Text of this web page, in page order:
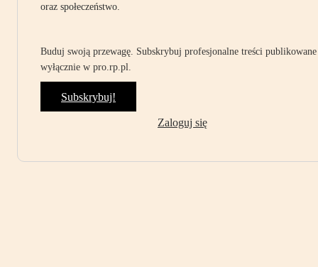
oraz społeczeństwo.
Buduj swoją przewagę. Subskrybuj profesjonalne treści publikowane
wyłącznie w pro.rp.pl.
Subskrybuj!
Zaloguj się